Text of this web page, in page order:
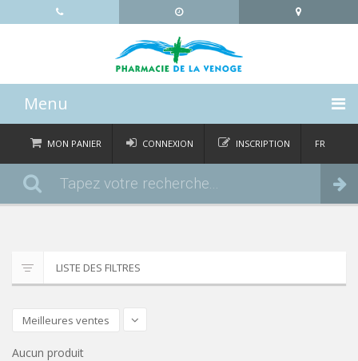
Menu
ACCUEIL
CATÉGORIES
CONTACT
MON PANIER
Commander
CONNEXION INSCRIPTION FR
LISTE DES FILTRES
Meilleures ventes
Aucun produit